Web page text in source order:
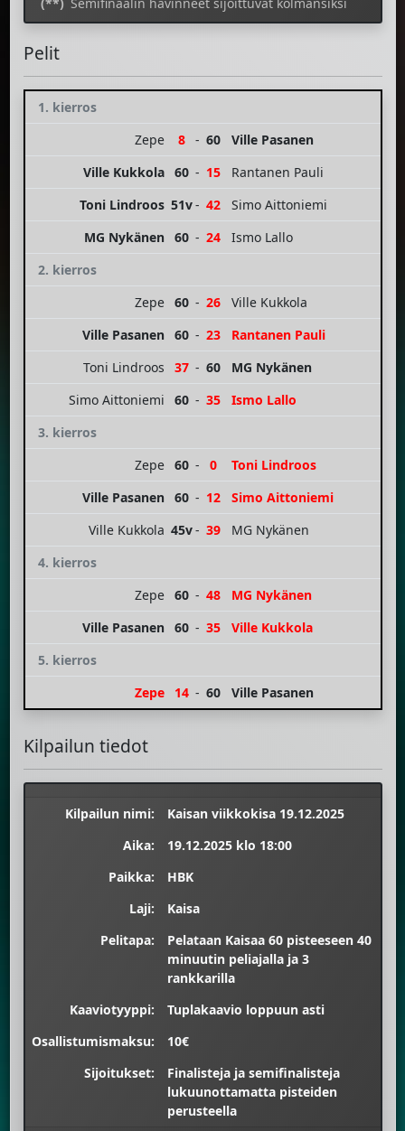
Pelit
1. kierros
Zepe
8 - 60
Ville Pasanen
Ville Kukkola
60 - 15
Rantanen Pauli
Toni Lindroos 51v- 42
Simo Aittoniemi
MG Nykänen
60 - 24
Ismo Lallo
2. kierros
Zepe
60 - 26
Ville Kukkola
Ville Pasanen
60 - 23
Rantanen Pauli
Toni Lindroos
37 - 60
MG Nykänen
Simo Aittoniemi
60 - 35
Ismo Lallo
3. kierros
Zepe
60 - 0
Toni Lindroos
Ville Pasanen
60 - 12
Simo Aittoniemi
Ville Kukkola 45v- 39
MG Nykänen
4. kierros
Zepe
60 - 48
MG Nykänen
Ville Pasanen
60 - 35
Ville Kukkola
5. kierros
Zepe
14 - 60 Ville Pasanen
Kilpailun tiedot
Kilpailun nimi:
Kaisan viikkokisa 19.12.2025
Aika:
19.12.2025 klo 18:00
Paikka:
HBK
Laji:
Kaisa
Pelitapa:
Pelataan Kaisaa 60 pisteeseen 40
minuutin peliajalla ja 3
rankkarilla
Kaaviotyyppi:
Tuplakaavio loppuun asti
Osallistumismaksu:
10€
Sijoitukset:
Finalisteja ja semifinalisteja
lukuunottamatta pisteiden
perusteella